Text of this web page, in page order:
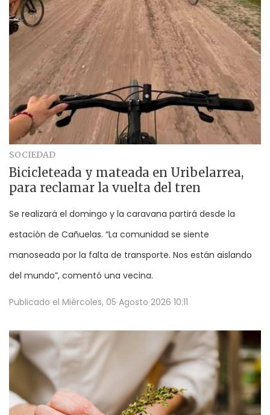
SOCIEDAD
Bicicleteada y mateada en Uribelarrea,
para reclamar la vuelta del tren
Se realizará el domingo y la caravana partirá desde la
estación de Cañuelas. “La comunidad se siente
manoseada por la falta de transporte. Nos están aislando
del mundo”, comentó una vecina.
Publicado el Miércoles, 05 Agosto 2026 10:11